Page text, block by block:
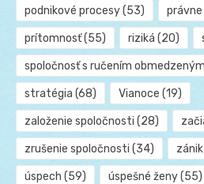
podnikové procesy(53)
prítomnosť(55) riziká (20)
spoločnosť s ručením obmedzeným
stratégia (68) Vianoce (19)
založenie spoločnosti (28)
zrušenie spoločnosti (34)
úspech (59) úspešné ženy(55)